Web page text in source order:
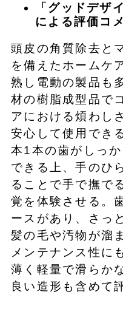
「グッドデザ
による評価コ
頭皮の角質除去と
を備えたホームケ
熟し電動の製品も
材の樹脂成型品で
アにおける煩わし
安心して使用でき
本1本の歯がしっ
できる上、手のひ
ることで手で撫で
覚を体験させる。
ースがあり、さっ
髪の毛や汚物が溜
メンテナンス性に
薄く軽量で滑らか
良い造形も含めて